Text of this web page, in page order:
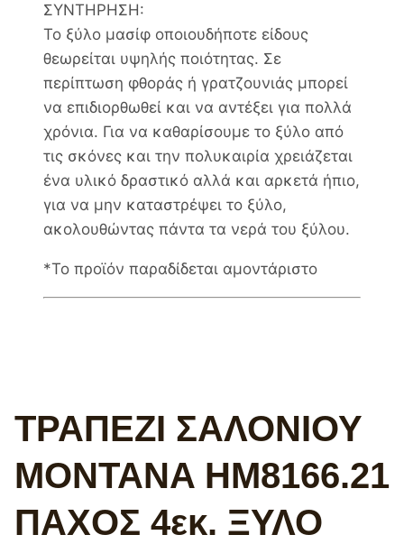
ΣΥΝΤΗΡΗΣΗ:
Το ξύλο μασίφ οποιουδήποτε είδους
θεωρείται υψηλής ποιότητας. Σε
περίπτωση φθοράς ή γρατζουνιάς μπορεί
να επιδιορθωθεί και να αντέξει για πολλά
χρόνια. Για να καθαρίσουμε το ξύλο από
τις σκόνες και την πολυκαιρία χρειάζεται
ένα υλικό δραστικό αλλά και αρκετά ήπιο,
για να μην καταστρέψει το ξύλο,
ακολουθώντας πάντα τα νερά του ξύλου.
*To προϊόν παραδίδεται αμοντάριστο
ΤΡΑΠΕΖΙ ΣΑΛΟΝΙΟΥ
MONTANA HM8166.21
ΠΑΧΟΣ 4εκ. ΞΥΛΟ